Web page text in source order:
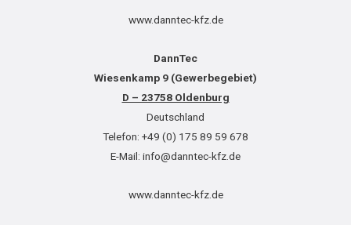
www.danntec-kfz.de
DannTec
Wiesenkamp 9 (Gewerbegebiet)
D – 23758 Oldenburg
Deutschland
Telefon: +49 (0) 175 89 59 678
E-Mail: info@danntec-kfz.de
www.danntec-kfz.de